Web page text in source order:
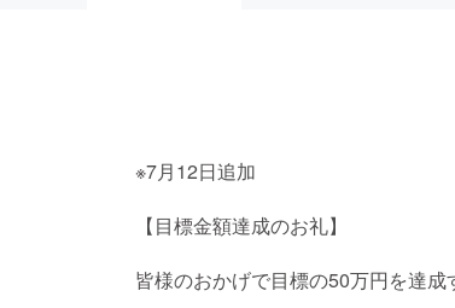
※7月12日追加
【目標金額達成のお礼】
皆様のおかげで目標の50万円を達成